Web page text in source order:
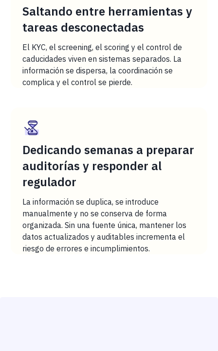
Saltando entre herramientas y
tareas desconectadas
El KYC, el screening, el scoring y el control de
caducidades viven en sistemas separados. La
información se dispersa, la coordinación se
complica y el control se pierde.
Dedicando semanas a preparar
auditorías y responder al
regulador
La información se duplica, se introduce
manualmente y no se conserva de forma
organizada. Sin una fuente única, mantener los
datos actualizados y auditables incrementa el
riesgo de errores e incumplimientos.